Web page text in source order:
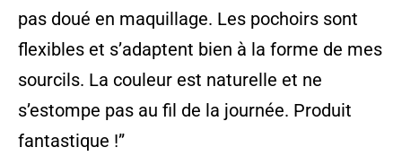
pas doué en maquillage. Les pochoirs sont
flexibles et s’adaptent bien à la forme de mes
sourcils. La couleur est naturelle et ne
s’estompe pas au fil de la journée. Produit
fantastique !”